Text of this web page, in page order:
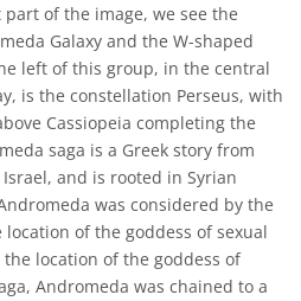
of the image, we see the
Galaxy and the W-shaped
left of this group, in the central
is the constellation Perseus, with
Cassiopeia completing the
saga is a Greek story from
and is rooted in Syrian
was considered by the
of the goddess of sexual
location of the goddess of
Andromeda was chained to a